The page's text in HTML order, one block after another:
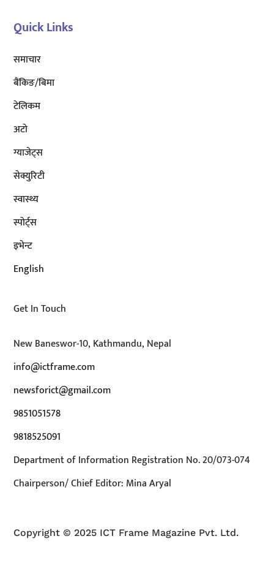
Quick Links
समाचार
बैंकिङ/बिमा
टेलिकम
अटाे
ग्याजेट्स
सेक्युरिटी
स्वास्थ्य
स्पोर्ट्स
इभेन्ट
English
Get In Touch
New Baneswor-10, Kathmandu, Nepal
info@ictframe.com
newsforict@gmail.com
9851051578
9818525091
Department of Information Registration No. 20/073-074
Chairperson/ Chief Editor: Mina Aryal
Copyright © 2025 ICT Frame Magazine Pvt. Ltd.